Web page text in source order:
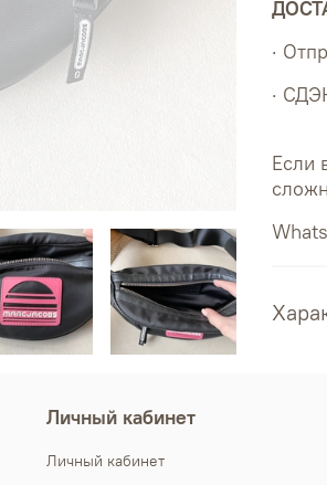
·
·
Если
Личный кабинет
Личный кабинет